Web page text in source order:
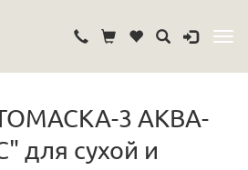
3 АКВА-
для сухой и